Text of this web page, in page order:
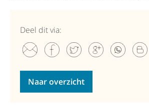
Deel dit via:
Naar overzicht